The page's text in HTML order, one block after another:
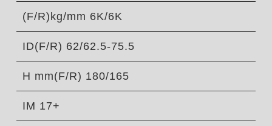
(F/R)kg/mm 6K/6K
ID(F/R) 62/62.5-75.5
H mm(F/R) 180/165
IM 17+